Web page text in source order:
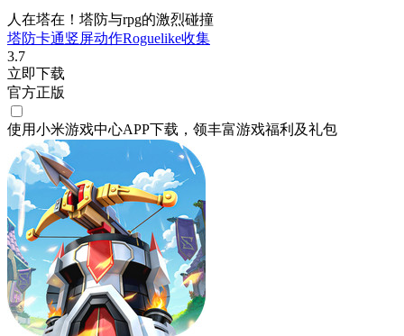
人在塔在！塔防与rpg的激烈碰撞
塔防卡通竖屏动作Roguelike收集
3.7
立即下载
官方正版
使用小米游戏中心APP下载 ，领丰富游戏福利 及礼包